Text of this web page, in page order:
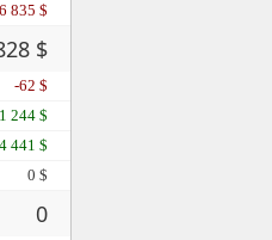
835 $
$
-62 $
244 $
441 $
0 $
0